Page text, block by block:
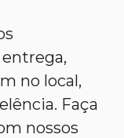
no local,
Faça
nossos